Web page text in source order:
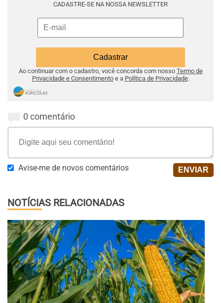
CADASTRE-SE NA NOSSA NEWSLETTER
Ao continuar com o cadastro, você concorda com nosso Termo de
Privacidade e Consentimentoe a Política de Privacidade.
0 comentário
Avise-me de novos comentários
NOTÍCIAS RELACIONADAS